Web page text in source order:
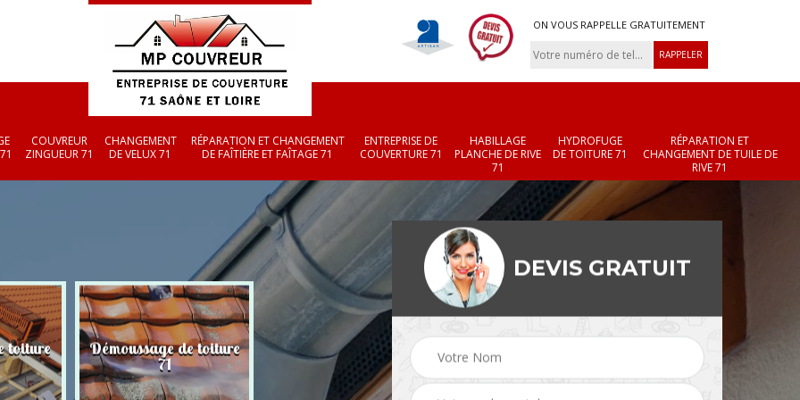
ON VOUS RAPPELLE GRATUITEMENT
COUVREUR
ZINGUEUR 71
CHANGEMENT
DE VELUX 71
RÉPARATION ET CHANGEMENT
DE FAÎTIÈRE ET FAÎTAGE 71
ENTREPRISE DE
COUVERTURE 71
HABILLAGE
PLANCHE DE RIVE
71
HYDROFUGE
DE TOITURE 71
RÉPARATION ET
CHANGEMENT DE TUILE DE
RIVE 71
toiture Démoussage de toiture
71 Couvreur zingueur 71 Changement de velux Réparation et
changement de
et faîtage 71
DEVIS GRATUIT